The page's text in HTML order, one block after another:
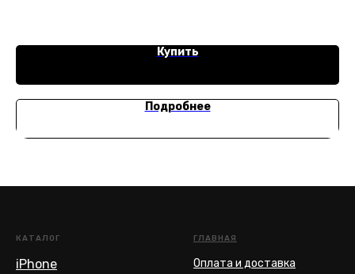
Купить
Подробнее
КАТАЛОГ
iPhone
ГЛАВНАЯ
Оплата и доставка